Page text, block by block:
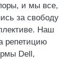
и мы все,
за свободу
Наш
репетицию
Dell,